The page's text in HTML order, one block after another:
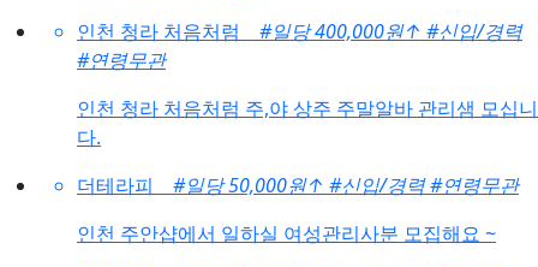
인천 청라 처음처럼
#일당 400,000원↑ #신입/경력
#연령무관
인천 청라 처음처럼 주,야 상주 주말알바 관리샘 모십니
다.
더테라피
#일당 50,000원↑ #신입/경력#연령무관
인천 주안샵에서 일하실 여성관리사분 모집해요 ~